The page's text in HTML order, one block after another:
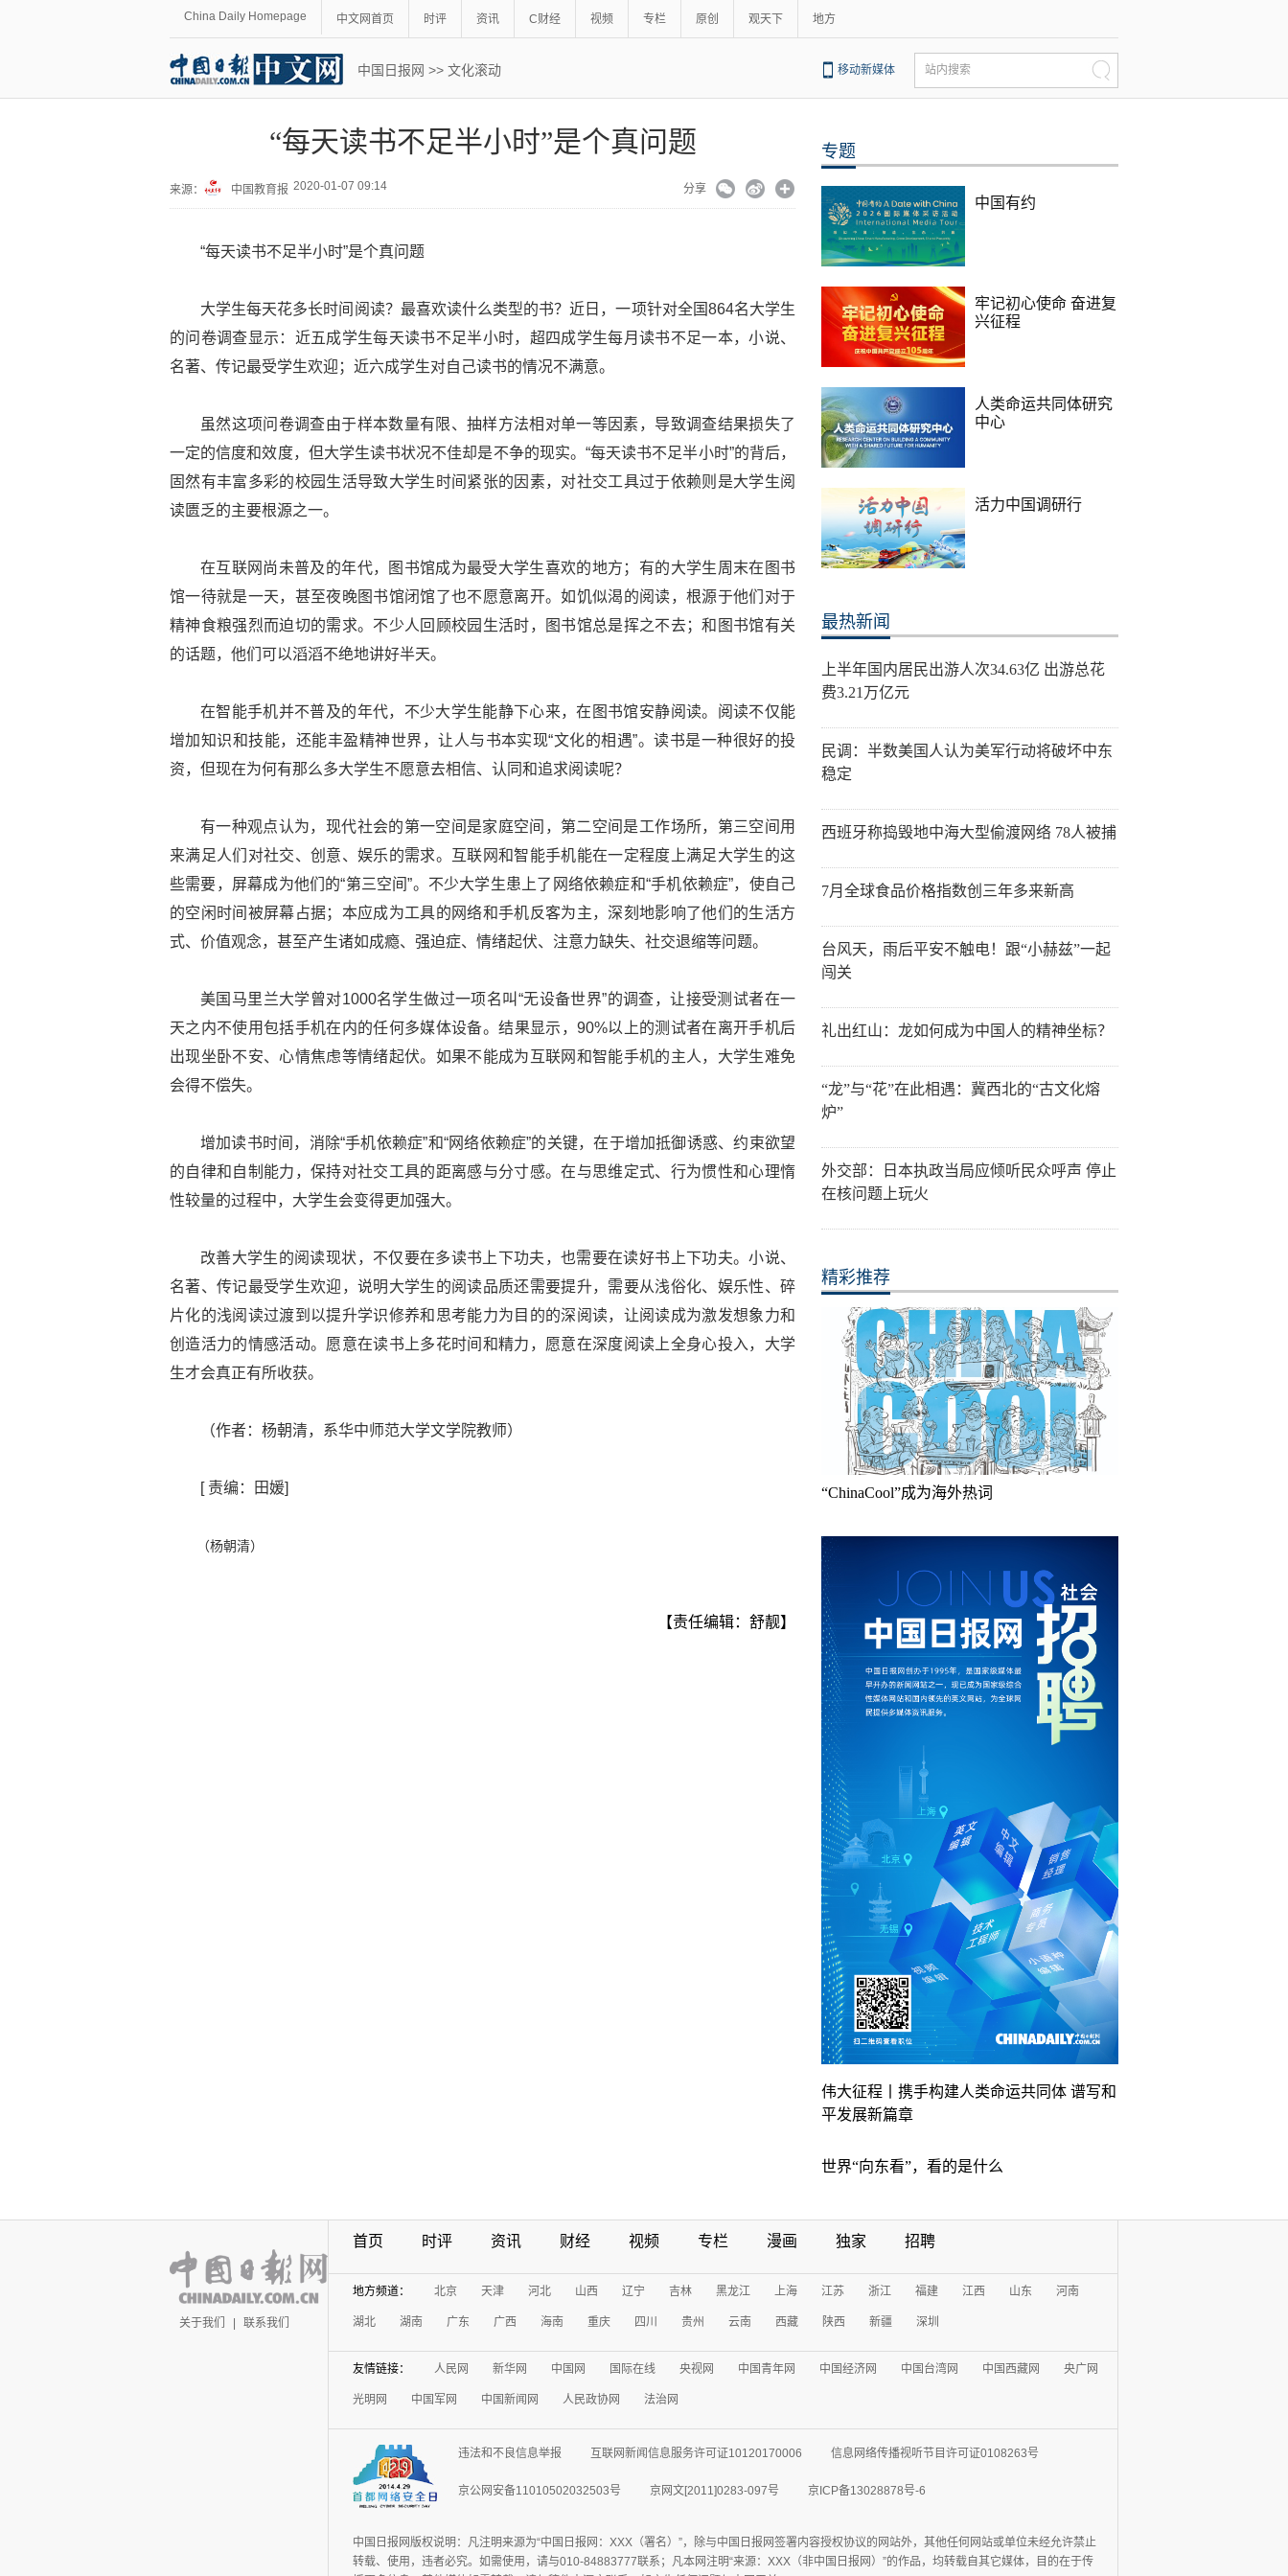
China Daily Homepage 中文网首页 时评 资讯 C财经 视频 专栏 原创 观天下 地方
中国日报网 >> 文化滚动 移动新媒体 站内搜索
“每天读书不足半小时”是个真问题
来源： 中国教育报 2020-01-07 09:14 分享
“每天读书不足半小时”是个真问题
大学生每天花多长时间阅读？最喜欢读什么类型的书？近日，一项针对全国864名大学生
的问卷调查显示：近五成学生每天读书不足半小时，超四成学生每月读书不足一本，小说、
名著、传记最受学生欢迎；近六成学生对自己读书的情况不满意。
虽然这项问卷调查由于样本数量有限、抽样方法相对单一等因素，导致调查结果损失了
一定的信度和效度，但大学生读书状况不佳却是不争的现实。“每天读书不足半小时”的背后，
固然有丰富多彩的校园生活导致大学生时间紧张的因素，对社交工具过于依赖则是大学生阅
读匮乏的主要根源之一。
在互联网尚未普及的年代，图书馆成为最受大学生喜欢的地方；有的大学生周末在图书
馆一待就是一天，甚至夜晚图书馆闭馆了也不愿意离开。如饥似渴的阅读，根源于他们对于
精神食粮强烈而迫切的需求。不少人回顾校园生活时，图书馆总是挥之不去；和图书馆有关
的话题，他们可以滔滔不绝地讲好半天。
在智能手机并不普及的年代，不少大学生能静下心来，在图书馆安静阅读。阅读不仅能
增加知识和技能，还能丰盈精神世界，让人与书本实现“文化的相遇”。读书是一种很好的投
资，但现在为何有那么多大学生不愿意去相信、认同和追求阅读呢？
有一种观点认为，现代社会的第一空间是家庭空间，第二空间是工作场所，第三空间用
来满足人们对社交、创意、娱乐的需求。互联网和智能手机能在一定程度上满足大学生的这
些需要，屏幕成为他们的“第三空间”。不少大学生患上了网络依赖症和“手机依赖症”，使自己
的空闲时间被屏幕占据；本应成为工具的网络和手机反客为主，深刻地影响了他们的生活方
式、价值观念，甚至产生诸如成瘾、强迫症、情绪起伏、注意力缺失、社交退缩等问题。
美国马里兰大学曾对1000名学生做过一项名叫“无设备世界”的调查，让接受测试者在一
天之内不使用包括手机在内的任何多媒体设备。结果显示，90%以上的测试者在离开手机后
出现坐卧不安、心情焦虑等情绪起伏。如果不能成为互联网和智能手机的主人，大学生难免
会得不偿失。
增加读书时间，消除“手机依赖症”和“网络依赖症”的关键，在于增加抵御诱惑、约束欲望
的自律和自制能力，保持对社交工具的距离感与分寸感。在与思维定式、行为惯性和心理惰
性较量的过程中，大学生会变得更加强大。
改善大学生的阅读现状，不仅要在多读书上下功夫，也需要在读好书上下功夫。小说、
名著、传记最受学生欢迎，说明大学生的阅读品质还需要提升，需要从浅俗化、娱乐性、碎
片化的浅阅读过渡到以提升学识修养和思考能力为目的的深阅读，让阅读成为激发想象力和
创造活力的情感活动。愿意在读书上多花时间和精力，愿意在深度阅读上全身心投入，大学
生才会真正有所收获。
（作者：杨朝清，系华中师范大学文学院教师）
[ 责编：田媛]
（杨朝清）
【责任编辑：舒靓】
专题
中国有约
牢记初心使命 奋进复
兴征程
人类命运共同体研究
中心
活力中国调研行
最热新闻
上半年国内居民出游人次34.63亿 出游总花
费3.21万亿元
民调：半数美国人认为美军行动将破坏中东
稳定
西班牙称捣毁地中海大型偷渡网络 78人被捕
7月全球食品价格指数创三年多来新高
台风天，雨后平安不触电！跟“小赫兹”一起
闯关
礼出红山：龙如何成为中国人的精神坐标？
“龙”与“花”在此相遇：冀西北的“古文化熔
炉”
外交部：日本执政当局应倾听民众呼声 停止
在核问题上玩火
精彩推荐
“ChinaCool”成为海外热词
伟大征程丨携手构建人类命运共同体 谱写和
平发展新篇章
世界“向东看”，看的是什么
关于我们 联系我们
首页 时评 资讯 财经 视频 专栏 漫画 独家 招聘
地方频道： 北京 天津 河北 山西 辽宁 吉林 黑龙江 上海 江苏 浙江 福建 江西 山东 河南
湖北 湖南 广东 广西 海南 重庆 四川 贵州 云南 西藏 陕西 新疆 深圳
友情链接： 人民网 新华网 中国网 国际在线 央视网 中国青年网 中国经济网 中国台湾网 中国西藏网 央广网
光明网 中国军网 中国新闻网 人民政协网 法治网
违法和不良信息举报 互联网新闻信息服务许可证10120170006 信息网络传播视听节目许可证0108263号
京公网安备11010502032503号 京网文[2011]0283-097号 京ICP备13028878号-6
中国日报网版权说明：凡注明来源为“中国日报网：XXX（署名）”，除与中国日报网签署内容授权协议的网站外，其他任何网站或单位未经允许禁止
转载、使用，违者必究。如需使用，请与010-84883777联系；凡本网注明“来源：XXX（非中国日报网）”的作品，均转载自其它媒体，目的在于传